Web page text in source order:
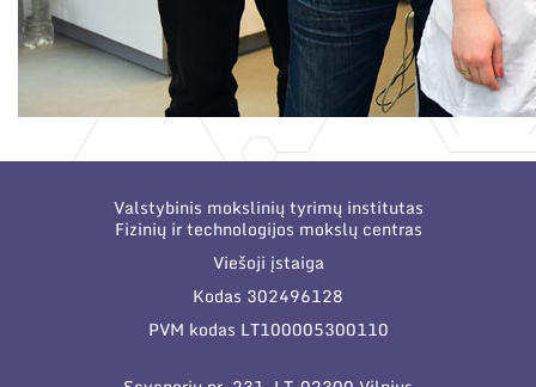
Valstybinis mokslinių tyrimų institutas
Fizinių ir technologijos mokslų centras
Viešoji įstaiga
Kodas 302496128
PVM kodas LT100005300110